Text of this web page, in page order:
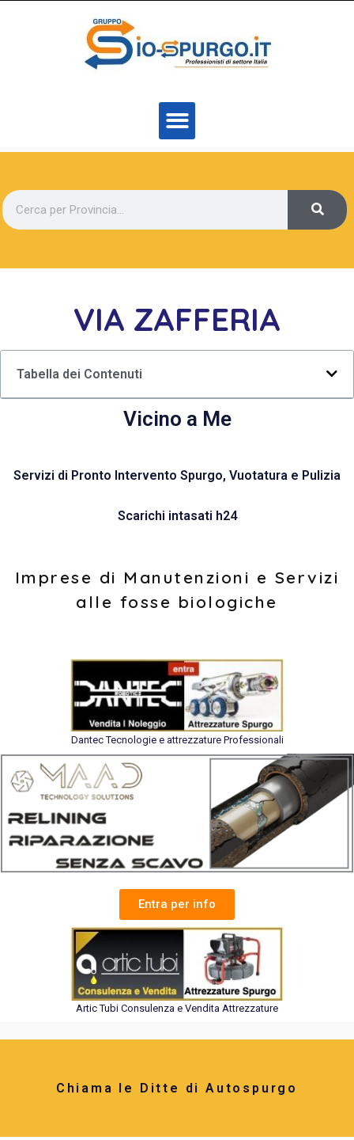
VIA ZAFFERIA
Tabella dei Contenuti
Vicino a Me
Servizi di Pronto Intervento Spurgo, Vuotatura e Pulizia
Scarichi intasati h24
Imprese di Manutenzioni e Servizi
alle fosse biologiche
Dantec Tecnologie e attrezzature Professionali
Entra per info
Artic Tubi Consulenza e Vendita Attrezzature
Chiama le Ditte di Autospurgo